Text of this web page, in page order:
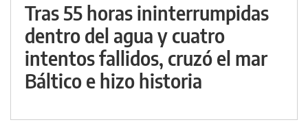
Tras 55 horas ininterrumpidas
dentro del agua y cuatro
intentos fallidos, cruzó el mar
Báltico e hizo historia